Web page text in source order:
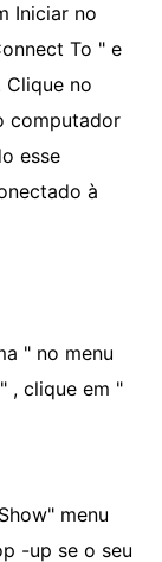
Iniciar no
To " e
no
computador
esse
à
" no menu
, clique em "
menu
-up se o seu